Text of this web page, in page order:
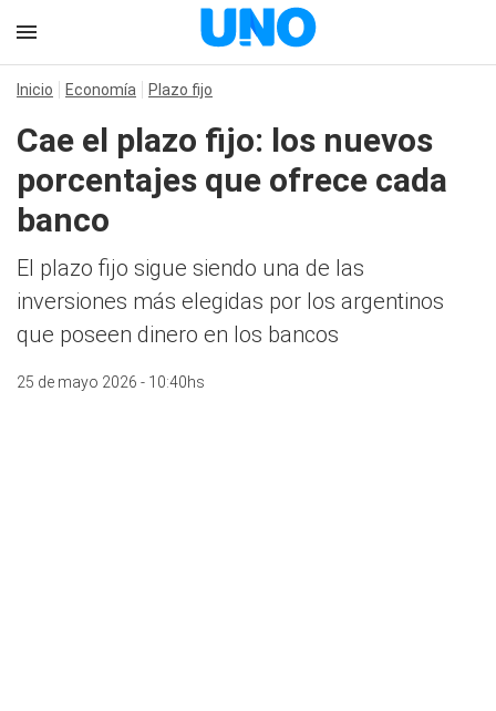
Inicio Economía Plazo fijo
Cae el plazo fijo: los nuevos
porcentajes que ofrece cada
banco
El plazo fijo sigue siendo una de las
inversiones más elegidas por los argentinos
que poseen dinero en los bancos
25 de mayo 2026 - 10:40hs